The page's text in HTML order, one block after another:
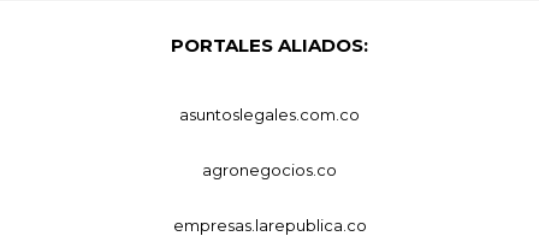
PORTALES ALIADOS:
asuntoslegales.com.co
agronegocios.co
empresas.larepublica.co